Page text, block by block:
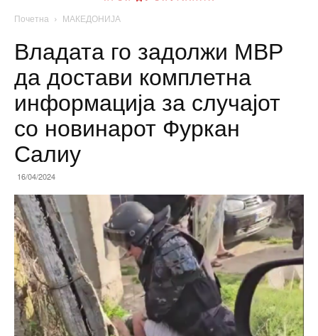
Почетна МАКЕДОНИЈА
Владата го задолжи МВР
да достави комплетна
информација за случајот
со новинарот Фуркан
Салиу
16/04/2024